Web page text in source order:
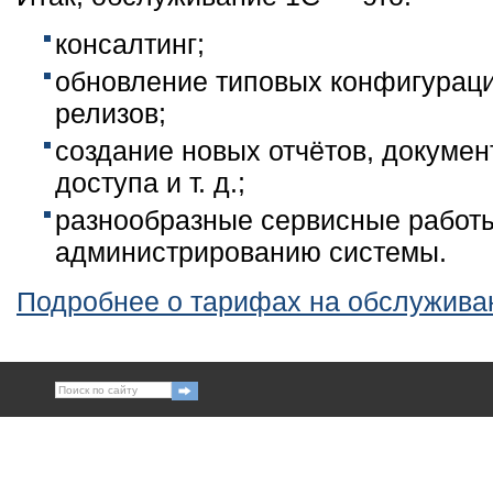
консалтинг;
обновление типовых
релизов;
создание новых отчётов,
доступа и т. д.;
разнообразные сервисные
администрированию системы.
Подробнее о тарифах на